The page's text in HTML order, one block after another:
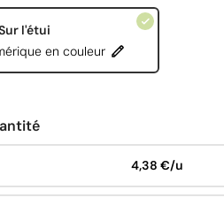
l'étui
en couleur
4,38 €/u